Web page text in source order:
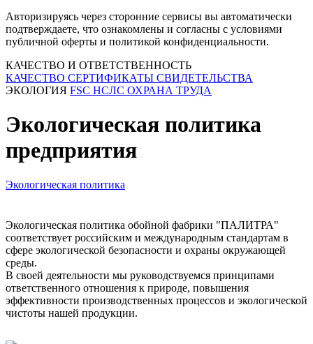
Авторизируясь через сторонние сервисы вы автоматически
подтверждаете, что ознакомлены и согласны с условиями
публичной оферты и политикой конфиденциальности.
КАЧЕСТВО И ОТВЕТСТВЕННОСТЬ
КАЧЕСТВО СЕРТИФИКАТЫ СВИДЕТЕЛЬСТВА
ЭКОЛОГИЯ FSC НСЛС ОХРАНА ТРУДА
Экологическая политика
предприятия
Экологическая политика
Экологическая политика обойной фабрики "ПАЛИТРА"
соответствует российским и международным стандартам в
сфере экологической безопасности и охраны окружающей
среды.
В своей деятельности мы руководствуемся принципами
ответственного отношения к природе, повышения
эффективности производственных процессов и экологической
чистоты нашей продукции.